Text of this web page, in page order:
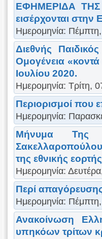
ΕΦΗΜΕΡΙΔΑ ΤΗΣ
εισέρχονται στην
Ημερομηνία:
Διεθνής
Ομογένεια
Ιουλίου 2020.
Ημερομηνία: Τρίτη,
Περιορισμοί που
Ημερομηνία:
Μήνυμα Της
της εθνικής
Ημερομηνία:
Περί
Ημερομηνία:
Ανακοίνωση
υπηκόων τρίτων